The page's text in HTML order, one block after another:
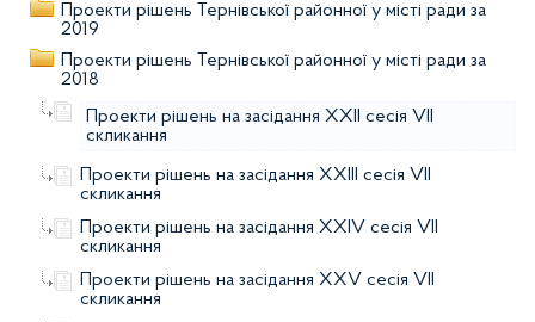
Проекти рішень Тернівської районної у місті ради за
2019
Проекти рішень Тернівської районної у місті ради за
2018
Проекти рішень на засідання XХІІ сесія VІІ
скликання
Проекти рішень на засідання XХІІI сесія VІІ
скликання
Проекти рішень на засідання XХІV сесія VІІ
скликання
Проекти рішень на засідання XХV сесія VІІ
скликання